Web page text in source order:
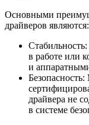
Основными
драйверов являются:
в работе или
и
Безопасность:
драйвера не
в системе